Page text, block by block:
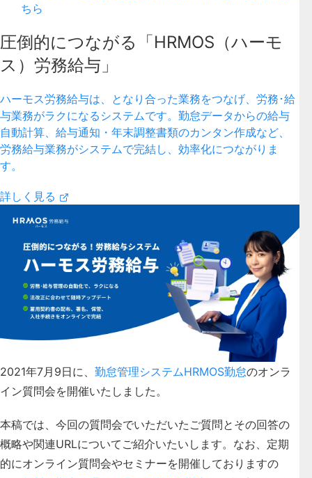
ちら
圧倒的につながる「HRMOS（ハーモ
ス）労務給与」
ハーモス労務給与は、となり合った業務をつなげ、労務･給
与業務がラクになるシステムです。勤怠データからの給与
自動計算、給与通知・年末調整書類のカンタン作成など、
労務給与業務がシステムで完結し、効率化につながりま
す。
詳しく見る
2021年7月9日に、 勤怠管理システムHRMOS勤怠のオンラ
イン質問会を開催いたしました。
本稿では、 今回の質問会でいただいたご質問とその回答の
概略や関連URLについてご紹介いたいします。なお、定期
的にオンライン質問会やセミナーを開催しておりますの